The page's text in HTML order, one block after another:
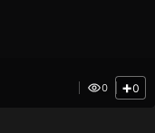
0 +0